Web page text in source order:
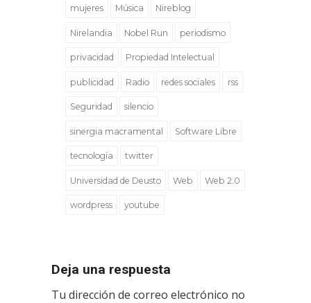
mujeres Música Nireblog
Nirelandia Nobel Run periodismo
privacidad Propiedad Intelectual
publicidad Radio redes sociales rss
Seguridad silencio
sinergia macramental Software Libre
tecnología twitter
Universidad de Deusto Web Web 2.0
wordpress youtube
Deja una respuesta
Tu dirección de correo electrónico no